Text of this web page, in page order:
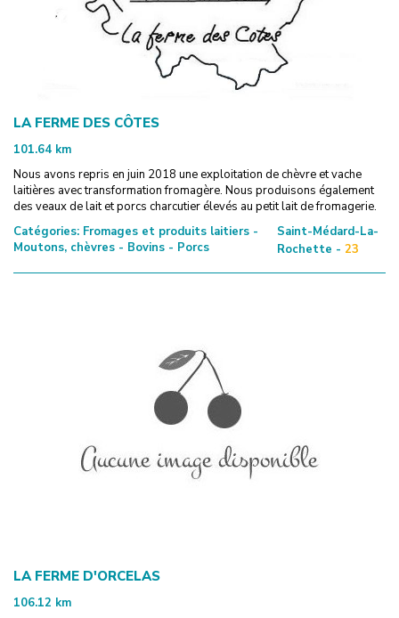
LA FERME DES CÔTES
101.64 km
Nous avons repris en juin 2018 une exploitation de chèvre et vache
laitières avec transformation fromagère. Nous produisons également
des veaux de lait et porcs charcutier élevés au petit lait de fromagerie.
Catégories: Fromages et produits laitiers -
Moutons, chèvres - Bovins - Porcs
Saint-Médard-La-
Rochette - 23
LA FERME D'ORCELAS
106.12 km